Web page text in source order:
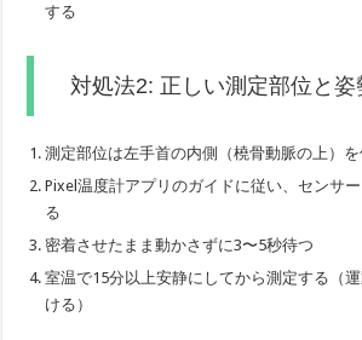
する
対処法2: 正しい測定部位と姿
測定部位は左手首の内側（橈骨動脈の上）を
Pixel温度計アプリのガイドに従い、センサ
る
密着させたまま動かさずに3〜5秒待つ
室温で15分以上安静にしてから測定する（
ける）